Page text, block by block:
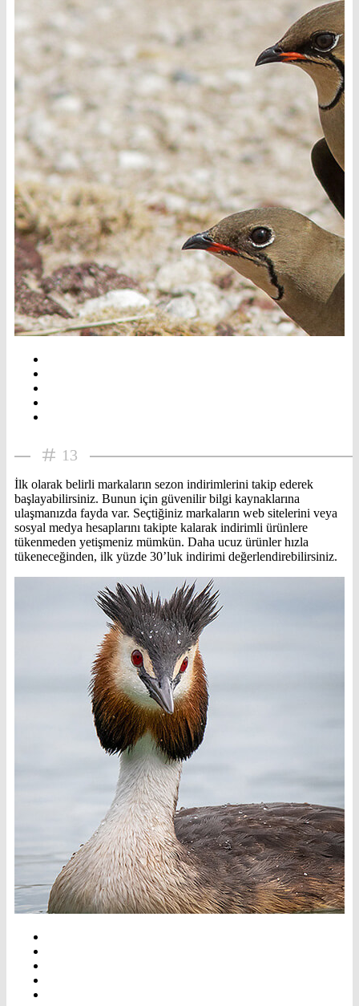
13
İlk olarak belirli markaların sezon indirimlerini takip ederek
başlayabilirsiniz. Bunun için güvenilir bilgi kaynaklarına
ulaşmanızda fayda var. Seçtiğiniz markaların web sitelerini veya
sosyal medya hesaplarını takipte kalarak indirimli ürünlere
tükenmeden yetişmeniz mümkün. Daha ucuz ürünler hızla
tükeneceğinden, ilk yüzde 30’luk indirimi değerlendirebilirsiniz.